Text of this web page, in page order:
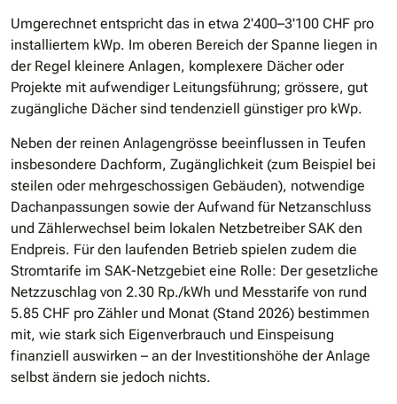
Umgerechnet entspricht das in etwa 2'400–3'100 CHF pro
installiertem kWp. Im oberen Bereich der Spanne liegen in
der Regel kleinere Anlagen, komplexere Dächer oder
Projekte mit aufwendiger Leitungsführung; grössere, gut
zugängliche Dächer sind tendenziell günstiger pro kWp.
Neben der reinen Anlagengrösse beeinflussen in Teufen
insbesondere Dachform, Zugänglichkeit (zum Beispiel bei
steilen oder mehrgeschossigen Gebäuden), notwendige
Dachanpassungen sowie der Aufwand für Netzanschluss
und Zählerwechsel beim lokalen Netzbetreiber SAK den
Endpreis. Für den laufenden Betrieb spielen zudem die
Stromtarife im SAK-Netzgebiet eine Rolle: Der gesetzliche
Netzzuschlag von 2.30 Rp./kWh und Messtarife von rund
5.85 CHF pro Zähler und Monat (Stand 2026) bestimmen
mit, wie stark sich Eigenverbrauch und Einspeisung
finanziell auswirken – an der Investitionshöhe der Anlage
selbst ändern sie jedoch nichts.